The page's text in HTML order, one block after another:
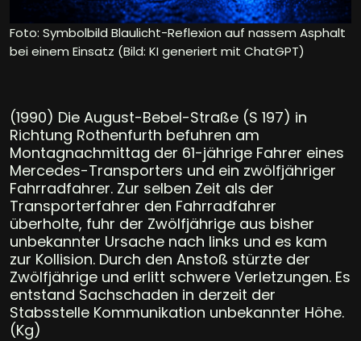
Foto: Symbolbild Blaulicht-Reflexion auf nassem Asphalt
bei einem Einsatz (Bild: KI generiert mit ChatGPT)
(1990) Die August-Bebel-Straße (S 197) in
Richtung Rothenfurth befuhren am
Montagnachmittag der 61-jährige Fahrer eines
Mercedes-Transporters und ein zwölfjähriger
Fahrradfahrer. Zur selben Zeit als der
Transporterfahrer den Fahrradfahrer
überholte, fuhr der Zwölfjährige aus bisher
unbekannter Ursache nach links und es kam
zur Kollision. Durch den Anstoß stürzte der
Zwölfjährige und erlitt schwere Verletzungen. Es
entstand Sachschaden in derzeit der
Stabsstelle Kommunikation unbekannter Höhe.
(Kg)